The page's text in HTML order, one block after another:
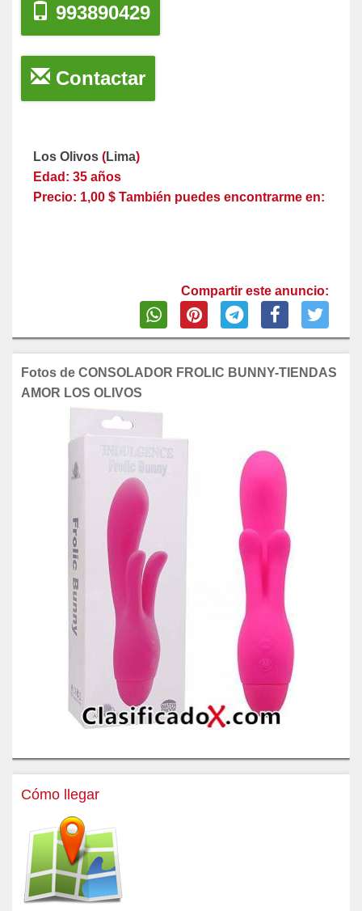
993890429
Contactar
Los Olivos (Lima)
Edad: 35 años
Precio: 1,00 $ También puedes encontrarme en:
Compartir este anuncio:
Fotos de CONSOLADOR FROLIC BUNNY-TIENDAS
AMOR LOS OLIVOS
Cómo llegar